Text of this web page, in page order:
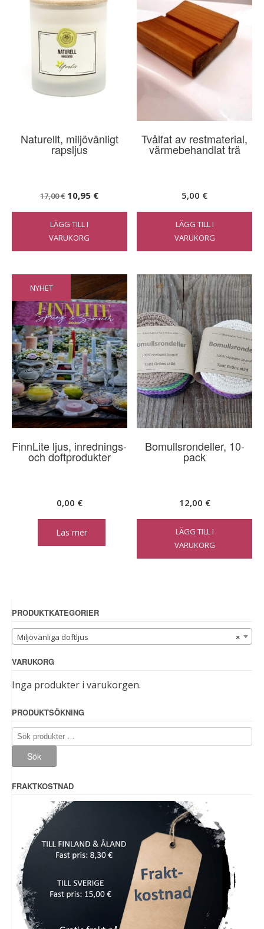
Naturellt, miljövänligt
rapsljus
17,00€ Det
ursprungliga
priset
var:
10,95 €Det
nuvarande
LÄGG TILL I
VARUKORG
Tvålfat av restmaterial,
värmebehandlat trä
5,00 €
LÄGG TILL I
VARUKORG
NYHET
FinnLite ljus, inrednings-
och doftprodukter
0,00 €
Läs mer
Bomullsrondeller, 10-
pack
12,00 €
LÄGG TILL I
VARUKORG
PRODUKTKATEGORIER
×
Miljövänliga doftljus
VARUKORG
Inga produkter i varukorgen.
PRODUKTSÖKNING
Sök
efter:
Sök
FRAKTKOSTNAD